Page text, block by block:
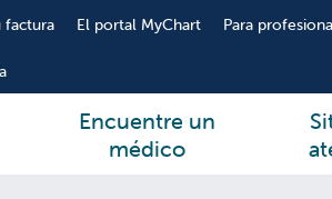
factura El portal MyChart Para
Encuentre un
médico